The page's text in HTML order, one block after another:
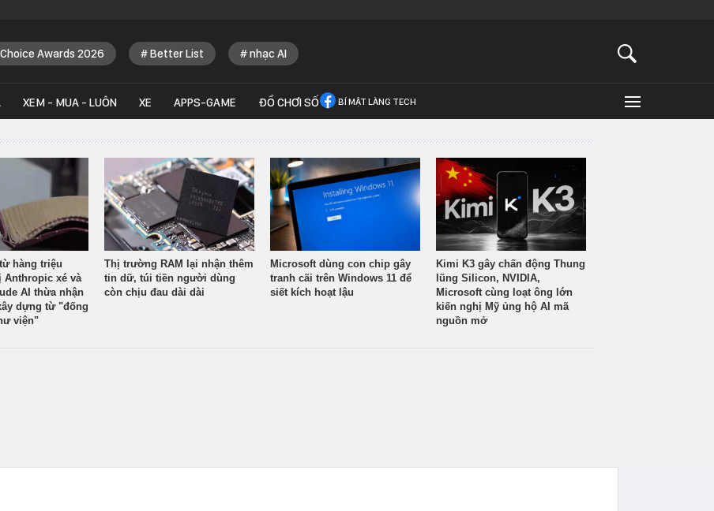
Awards 2026 Better List nhạc AI
XEM - MUA - LUÔN XE APPS-GAME ĐỒ CHƠI SỐ BÍ MẬT LÀNG TECH
hàng triệu
Anthropic xé và
AI thừa nhận
dựng từ "đống
viện"
Thị trường RAM lại nhận thêm
tin dữ, túi tiền người dùng
còn chịu đau dài dài
Microsoft dùng con chip gây
tranh cãi trên Windows 11 để
siết kích hoạt lậu
Kimi K3 gây chấn động Thung
lũng Silicon, NVIDIA,
Microsoft cùng loạt ông lớn
kiến nghị Mỹ ủng hộ AI mã
nguồn mở